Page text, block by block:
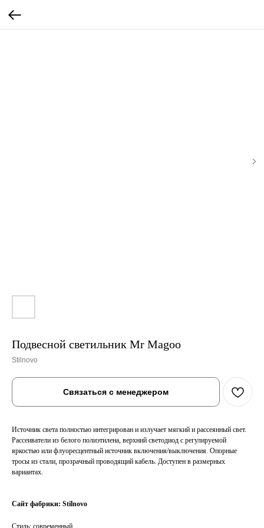
Подвесной светильник Mr Magoo
Stilnovo
Связаться с менеджером
Источник света полностью интегрирован и излучает мягкий и рассеянный свет.
Рассеиватели из белого полиэтилена, верхний светодиод с регулируемой
яркостью или флуоресцентный источник включения/выключения. Опорные
тросы из стали, прозрачный проводящий кабель. Доступен в размерных
вариантах.
Сайт фабрики: Stilnovo
Cтиль: современный